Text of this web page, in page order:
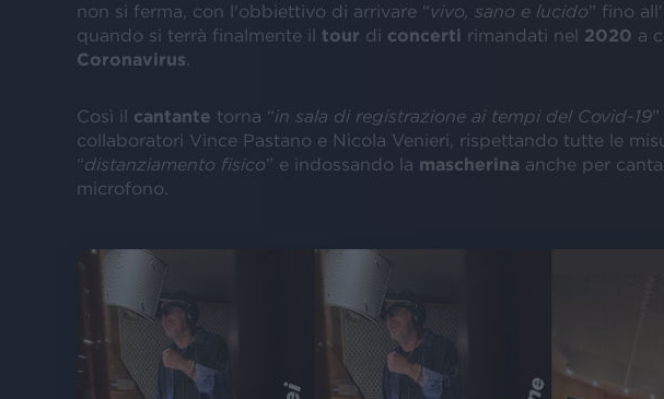
non si ferma, con l'obbiettivo di arrivare “vivo, sano e lucido” fino
quando si terrà finalmente il tour di concerti rimandati nel 2020 a
Coronavirus
Così il cantante torna “in sala di registrazione ai tempi del Covid-19
collaboratori Vince Pastano e Nicola Venieri, rispettando tutte le
“distanziamento fisico” e indossando la mascherina anche per
microfono.